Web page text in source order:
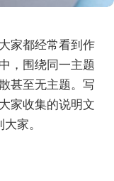
家都经常看到作
，围绕同一主题
甚至无主题。写
家收集的说明文
家。